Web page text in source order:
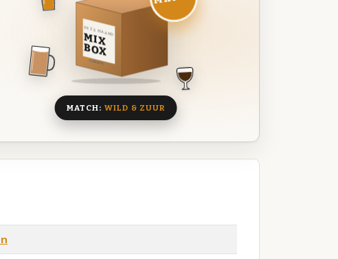
DEZE MAAND
MIX
BOX
8 BIEREN
MATCH: WILD & ZUUR